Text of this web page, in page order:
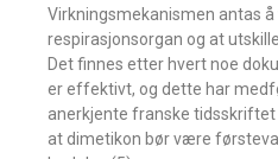
Virkningsmekanismen antas
respirasjonsorgan og at
Det finnes etter hvert noe
er effektivt, og dette har
anerkjente franske
at dimetikon bør være